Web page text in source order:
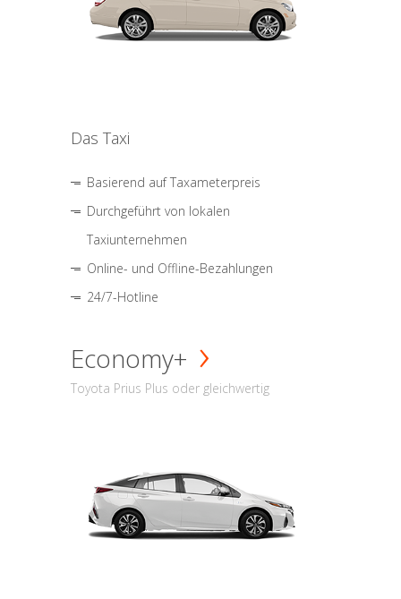
Das Taxi
Basierend auf Taxameterpreis
Durchgeführt von lokalen
Taxiunternehmen
Online- und Offline-Bezahlungen
24/7-Hotline
Economy+
Toyota Prius Plus oder gleichwertig